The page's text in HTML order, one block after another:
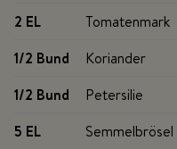
2 EL
Tomatenmark
1/2 Bund
Koriander
1/2 Bund
Petersilie
5 EL
Semmelbrösel